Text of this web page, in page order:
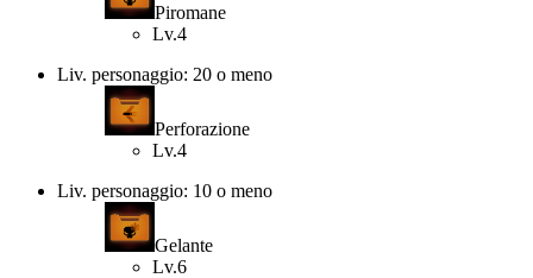
Piromane
Lv.4
Liv. personaggio: 20 o meno
Perforazione
Lv.4
Liv. personaggio: 10 o meno
Gelante
Lv.6